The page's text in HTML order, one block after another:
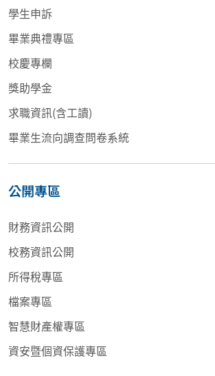
學生申訴
畢業典禮專區
校慶專欄
獎助學金
求職資訊(含工讀)
畢業生流向調查問卷系統
公開專區
財務資訊公開
校務資訊公開
所得稅專區
檔案專區
智慧財產權專區
資安暨個資保護專區